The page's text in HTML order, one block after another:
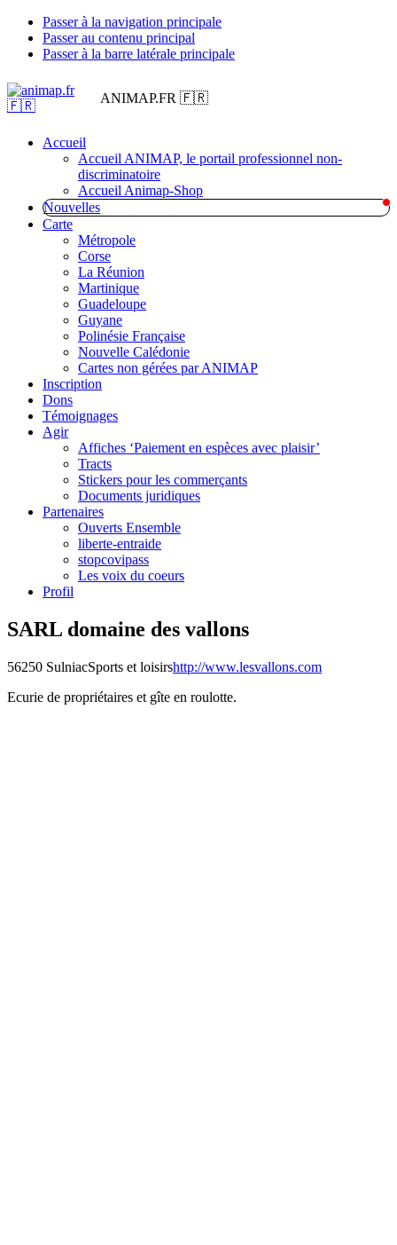
Passer à la navigation principale
Passer au contenu principal
Passer à la barre latérale principale
ANIMAP.FR 🇫🇷
Accueil
Accueil ANIMAP, le portail professionnel non-
discriminatoire
Accueil Animap-Shop
Nouvelles
Carte
Métropole
Corse
La Réunion
Martinique
Guadeloupe
Guyane
Polinésie Française
Nouvelle Calédonie
Cartes non gérées par ANIMAP
Inscription
Dons
Témoignages
Agir
Affiches ‘Paiement en espèces avec plaisir’
Tracts
Stickers pour les commerçants
Documents juridiques
Partenaires
Ouverts Ensemble
liberte-entraide
stopcovipass
Les voix du coeurs
Profil
SARL domaine des vallons
56250 SulniacSports et loisirshttp://www.lesvallons.com
Ecurie de propriétaires et gîte en roulotte.